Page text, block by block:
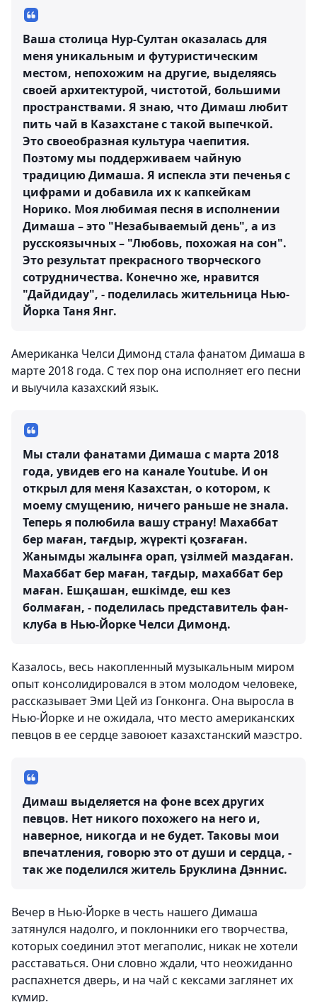
Ваша столица Нур-Султан оказалась для
меня уникальным и футуристическим
местом, непохожим на другие, выделяясь
своей архитектурой, чистотой, большими
пространствами. Я знаю, что Димаш любит
пить чай в Казахстане с такой выпечкой.
Это своеобразная культура чаепития.
Поэтому мы поддерживаем чайную
традицию Димаша. Я испекла эти печенья с
цифрами и добавила их к капкейкам
Норико. Моя любимая песня в исполнении
Димаша – это "Незабываемый день", а из
русскоязычных – "Любовь, похожая на сон".
Это результат прекрасного творческого
сотрудничества. Конечно же, нравится
"Дайдидау", - поделилась жительница Нью-
Йорка Таня Янг.
Американка Челси Димонд стала фанатом Димаша в
марте 2018 года. С тех пор она исполняет его песни
и выучила казахский язык.
Мы стали фанатами Димаша с марта 2018
года, увидев его на канале Youtube. И он
открыл для меня Казахстан, о котором, к
моему смущению, ничего раньше не знала.
Теперь я полюбила вашу страну! Махаббат
бер маған, тағдыр, жүректі қозғаған.
Жанымды жалынға орап, үзілмей маздаған.
Махаббат бер маған, тағдыр, махаббат бер
маған. Ешқашан, ешкімде, еш кез
болмаған, - поделилась представитель фан-
клуба в Нью-Йорке Челси Димонд.
Казалось, весь накопленный музыкальным миром
опыт консолидировался в этом молодом человеке,
рассказывает Эми Цей из Гонконга. Она выросла в
Нью-Йорке и не ожидала, что место американских
певцов в ее сердце завоюет казахстанский маэстро.
Димаш выделяется на фоне всех других
певцов. Нет никого похожего на него и,
наверное, никогда и не будет. Таковы мои
впечатления, говорю это от души и сердца, -
так же поделился житель Бруклина Дэннис.
Вечер в Нью-Йорке в честь нашего Димаша
затянулся надолго, и поклонники его творчества,
которых соединил этот мегаполис, никак не хотели
расставаться. Они словно ждали, что неожиданно
распахнется дверь, и на чай с кексами заглянет их
кумир.